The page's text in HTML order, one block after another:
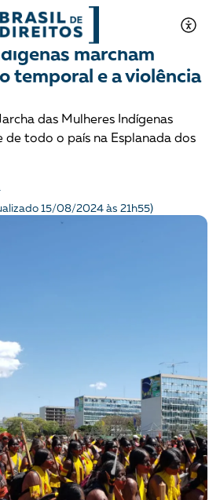
de Direitos
de quem defende
no Brasil. Para continuar,
da sua doação!
marcham
temporal e a violência
das Mulheres Indígenas
de todo o país na Esplanada dos
15/08/2024 às 21h55)